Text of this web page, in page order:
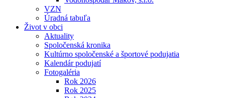
VZN
Úradná tabuľa
Život v obci
Aktuality
Spoločenská kronika
Kultúrno spoločenské a športové podujatia
Kalendár podujatí
Fotogaléria
Rok 2026
Rok 2025